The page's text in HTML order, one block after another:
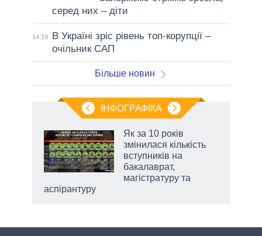
серед них – діти
14:19
В Україні зріс рівень топ-корупції –
очільник САП
Більше новин
ІНФОГРАФІКА
Як за 10 років
змінилася кількість
вступників на
бакалаврат,
магістратуру та
аспірантуру